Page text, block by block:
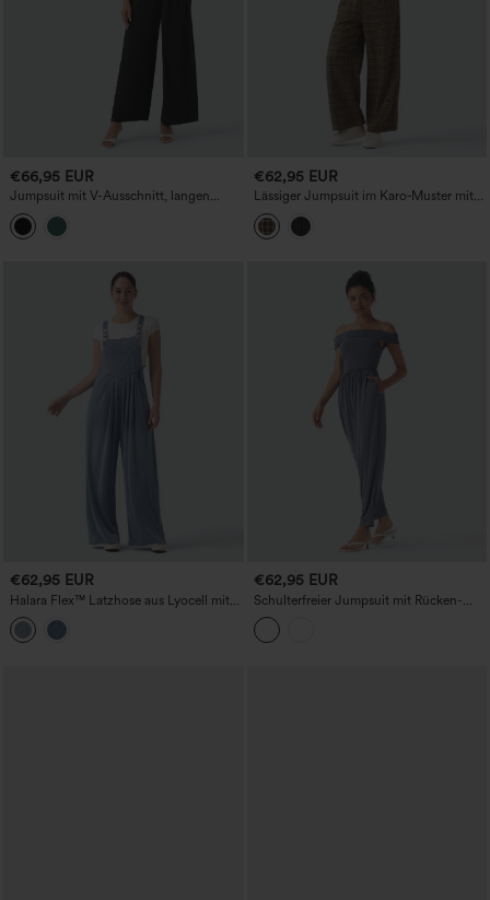
€66,95 EUR
Jumpsuit mit V-Ausschnitt, langen
Ärmeln, Raffung und Taschen - Easy
Peezy Edition
€62,95 EUR
Lässiger Jumpsuit im Karo‑Muster mit
Taschen
€62,95 EUR
Halara Flex™ Latzhose aus Lyocell mit
verstellbaren Trägern, drapiertem Design
– lässig weit geschnitten, mit Taschen
€62,95 EUR
Schulterfreier Jumpsuit mit Rücken-
Reißverschluss und Taschen - Ganz
Entspannt